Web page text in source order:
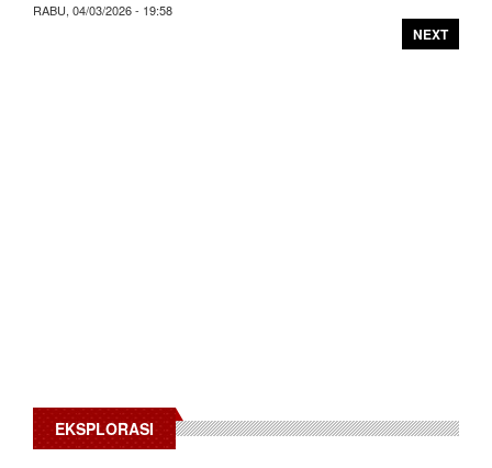
RABU, 04/03/2026 - 19:58
NEXT
EKSPLORASI